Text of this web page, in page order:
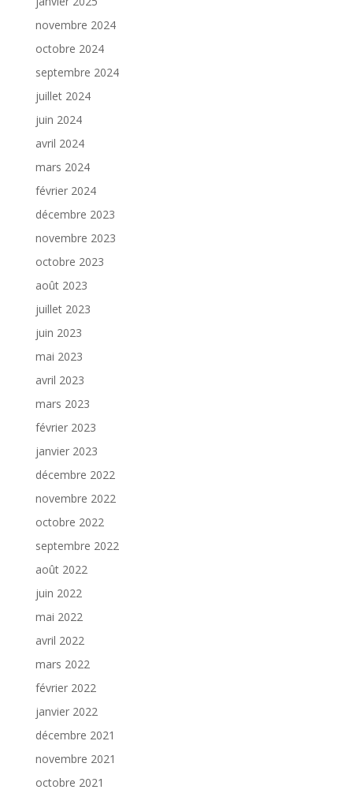
novembre 2024
octobre 2024
septembre 2024
juillet 2024
juin 2024
avril 2024
mars 2024
février 2024
décembre 2023
novembre 2023
octobre 2023
août 2023
juillet 2023
juin 2023
mai 2023
avril 2023
mars 2023
février 2023
janvier 2023
décembre 2022
novembre 2022
octobre 2022
septembre 2022
août 2022
juin 2022
mai 2022
avril 2022
mars 2022
février 2022
janvier 2022
décembre 2021
novembre 2021
octobre 2021